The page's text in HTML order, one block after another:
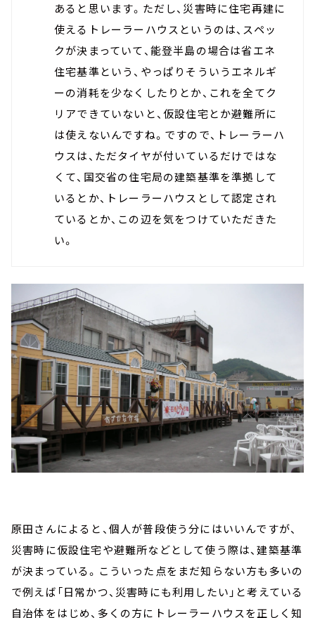
あると思います。ただし、災害時に住宅再建に
使えるトレーラーハウスというのは、スペッ
クが決まっていて、能登半島の場合は省エネ
住宅基準という、やっぱりそういうエネルギ
ーの消耗を少なくしたりとか、これを全てク
リアできていないと、仮設住宅とか避難所に
は使えないんですね。ですので、トレーラーハ
ウスは、ただタイヤが付いているだけではな
くて、国交省の住宅局の建築基準を準拠して
いるとか、トレーラーハウスとして認定され
ているとか、この辺を気をつけていただきた
い。
原田さんによると、個人が普段使う分にはいいんですが、
災害時に仮設住宅や避難所などとして使う際は、建築基準
が決まっている。こういった点をまだ知らない方も多いの
で例えば「日常かつ、災害時にも利用したい」と考えている
自治体をはじめ、多くの方にトレーラーハウスを正しく知